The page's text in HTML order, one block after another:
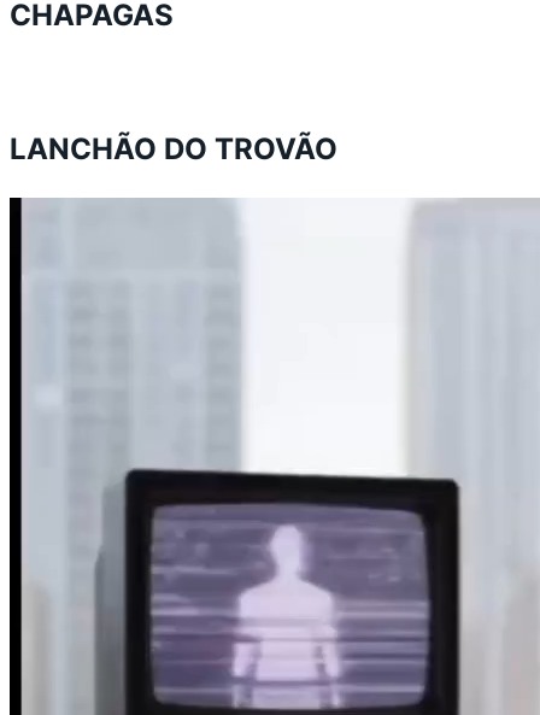
CHAPAGAS
LANCHÃO DO TROVÃO